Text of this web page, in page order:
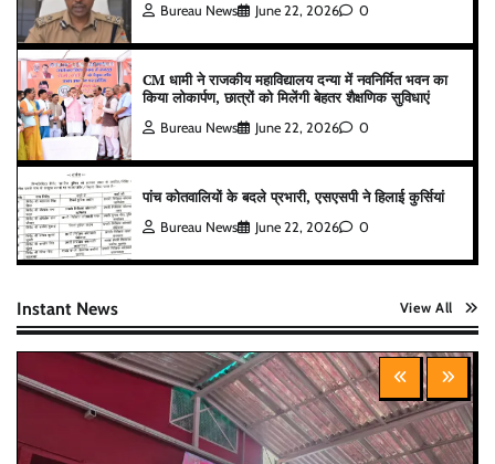
Bureau News June 22, 2026 0
CM धामी ने राजकीय महाविद्यालय दन्या में नवनिर्मित भवन का
किया लोकार्पण, छात्रों को मिलेंगी बेहतर शैक्षणिक सुविधाएं
Bureau News June 22, 2026 0
पांच कोतवालियों के बदले प्रभारी, एसएसपी ने हिलाई कुर्सियां
Bureau News June 22, 2026 0
Instant News View All